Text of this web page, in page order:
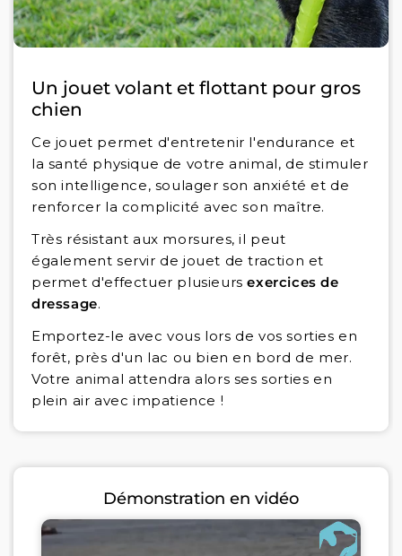
Un jouet volant et flottant pour gros
chien
Ce jouet permet d'entretenir l'endurance et
la santé physique de votre animal, de stimuler
son intelligence, soulager son anxiété et de
renforcer la complicité avec son maître.
Très résistant aux morsures, il peut
également servir de jouet de traction et
permet d'effectuer plusieursexercices de
dressage.
Emportez-le avec vous lors de vos sorties en
forêt, près d'un lac ou bien en bord de mer.
Votre animal attendra alors ses sorties en
plein air avec impatience !
Démonstration en vidéo